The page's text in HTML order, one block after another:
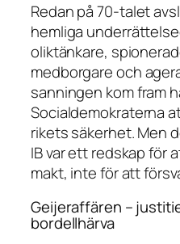
Redan på 70-talet
hemliga
oliktänkare,
medborgare och
sanningen kom fram
Socialdemokraterna
rikets säkerhet. Men
IB var ett redskap för
makt, inte för att
Geijeraffären –
bordellhärva